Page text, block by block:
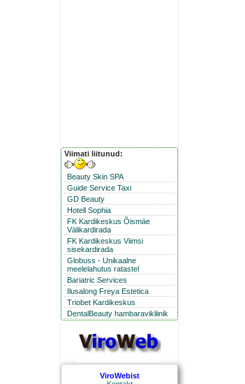
Viimati liitunud:
Beauty Skin SPA
Guide Service Taxi
GD Beauty
Hotell Sophia
FK Kardikeskus Õismäe
Välikardirada
FK Kardikeskus Viimsi
sisekardirada
Globuss - Unikaalne
meelelahutus ratastel
Bariatric Services
Ilusalong Freya Estetica
Triobet Kardikeskus
DentalBeauty hambaravikliinik
ViroWebist